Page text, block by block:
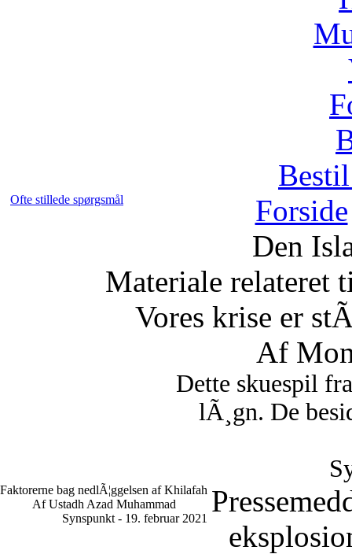
Ofte stillede spørgsmål Forside
Den
Materiale relateret
Vores krise er
Af
Dette skuespil
lÃ¸gn. De
Faktorerne bag nedlÃ¦ggelsen af Khilafah
Af Ustadh Azad Muhammad
Synspunkt - 19. februar 2021